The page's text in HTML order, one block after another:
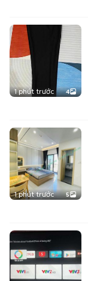
1 phút trước 4
1 phút trước 5